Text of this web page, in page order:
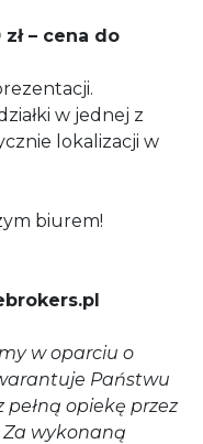
– cena do
w jednej z
lokalizacji w
biurem!
w oparciu o
Państwu
opiekę przez
Za wykonaną